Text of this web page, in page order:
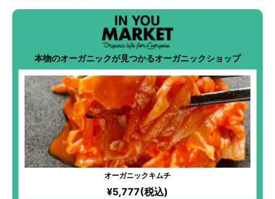
本物のオーガニックが見つかるオーガニックショップ
オーガニックキムチ
¥5,777(税込)